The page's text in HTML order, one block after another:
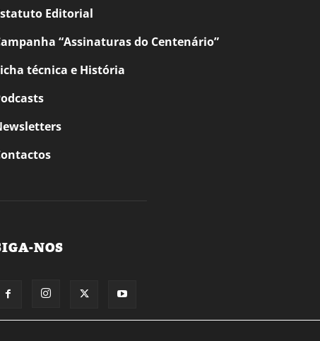
Editorial
“Assinaturas do Centenário”
técnica e História
NOS